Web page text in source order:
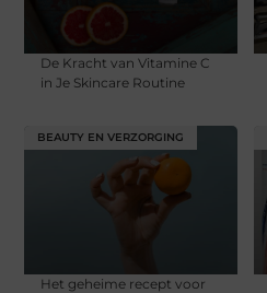
De Kracht van Vitamine C
in Je Skincare Routine
BEAUTY EN VERZORGING
Het geheime recept voor